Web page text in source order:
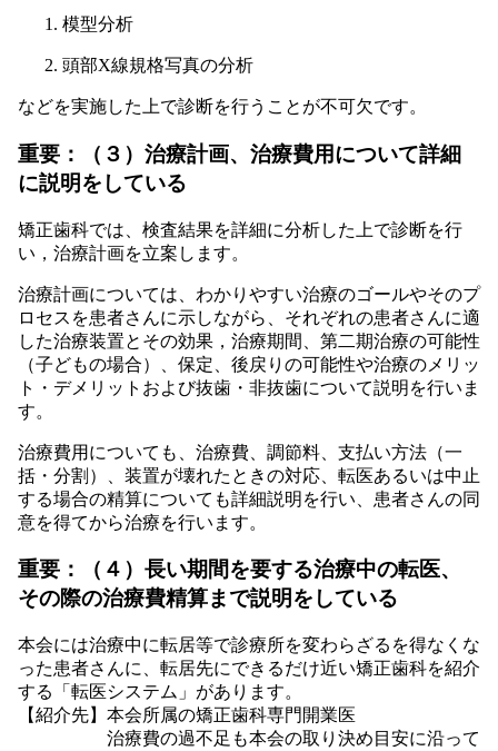
模型分析
頭部X線規格写真の分析
などを実施した上で診断を行うことが不可欠です。
重要：（３）治療計画、治療費用について詳細
に説明をしている
矯正歯科では、検査結果を詳細に分析した上で診断を行
い，治療計画を立案します。
治療計画については、わかりやすい治療のゴールやそのプ
ロセスを患者さんに示しながら、それぞれの患者さんに適
した治療装置とその効果，治療期間、第二期治療の可能性
（子どもの場合）、保定、後戻りの可能性や治療のメリッ
ト・デメリットおよび抜歯・非抜歯について説明を行いま
す。
治療費用についても、治療費、調節料、支払い方法（一
括・分割）、装置が壊れたときの対応、転医あるいは中止
する場合の精算についても詳細説明を行い、患者さんの同
意を得てから治療を行います。
重要：（４）長い期間を要する治療中の転医、
その際の治療費精算まで説明をしている
本会には治療中に転居等で診療所を変わらざるを得なくな
った患者さんに、転居先にできるだけ近い矯正歯科を紹介
する「転医システム」があります。
【紹介先】本会所属の矯正歯科専門開業医
治療費の過不足も本会の取り決め目安に沿って